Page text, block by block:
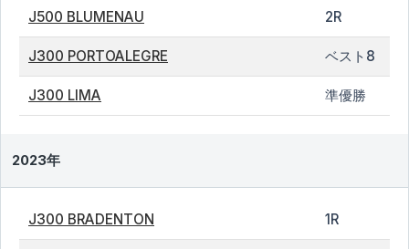
J500 BLUMENAU 2R
J300 PORTOALEGRE ベスト8
J300 LIMA 準優勝
2023年
J300 BRADENTON 1R